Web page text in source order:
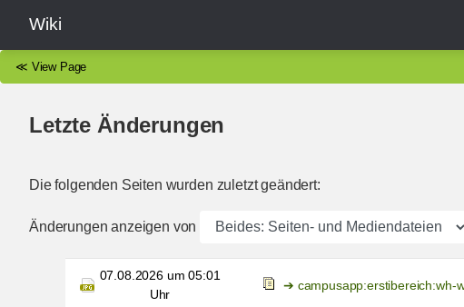
Wiki
≪ View Page
Letzte Änderungen
Die folgenden Seiten wurden zuletzt geändert:
Änderungen anzeigen von
07.08.2026 um 05:01
Uhr
campusapp:erstibereich:wh-